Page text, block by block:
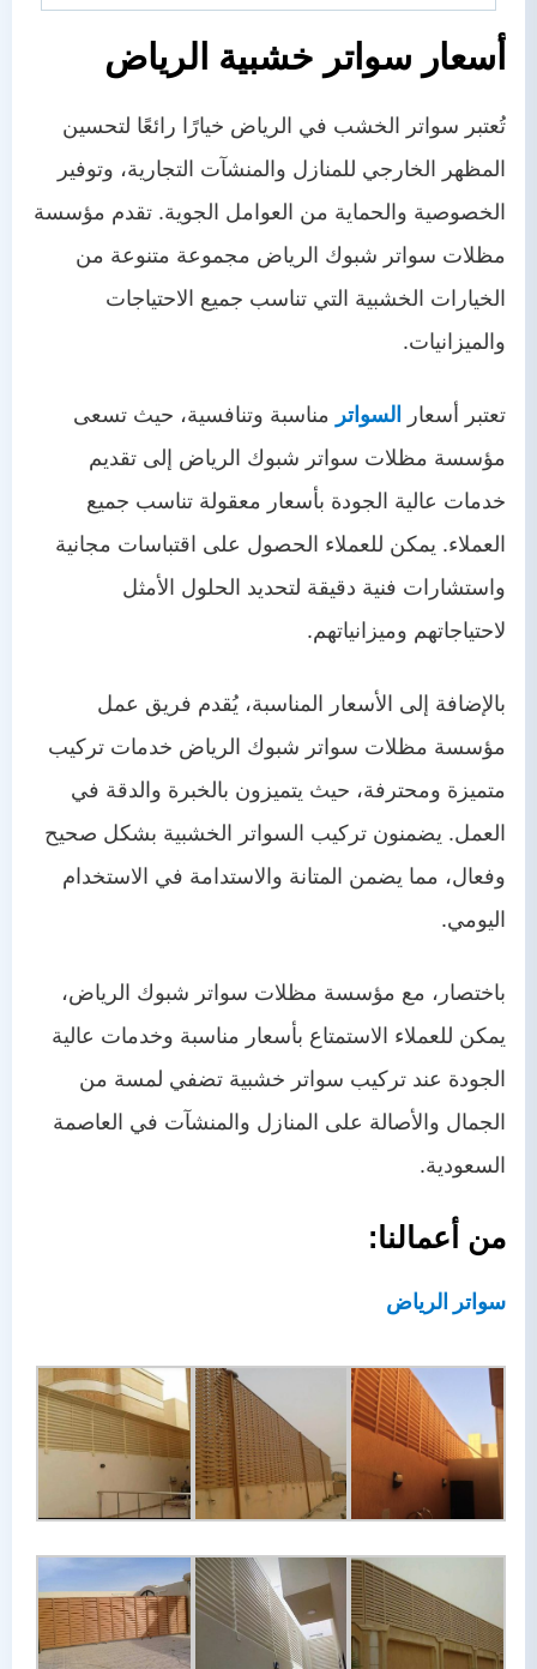
أسعار سواتر خشبية الرياض
تُعتبر سواتر الخشب في الرياض خيارًا رائعًا لتحسين
المظهر الخارجي للمنازل والمنشآت التجارية، وتوفير
الخصوصية والحماية من العوامل الجوية. تقدم مؤسسة
مظلات سواتر شبوك الرياض مجموعة متنوعة من
الخيارات الخشبية التي تناسب جميع الاحتياجات
والميزانيات.
تعتبر أسعار السواتر مناسبة وتنافسية، حيث تسعى
مؤسسة مظلات سواتر شبوك الرياض إلى تقديم
خدمات عالية الجودة بأسعار معقولة تناسب جميع
العملاء. يمكن للعملاء الحصول على اقتباسات مجانية
واستشارات فنية دقيقة لتحديد الحلول الأمثل
لاحتياجاتهم وميزانياتهم.
بالإضافة إلى الأسعار المناسبة، يُقدم فريق عمل
مؤسسة مظلات سواتر شبوك الرياض خدمات تركيب
متميزة ومحترفة، حيث يتميزون بالخبرة والدقة في
العمل. يضمنون تركيب السواتر الخشبية بشكل صحيح
وفعال، مما يضمن المتانة والاستدامة في الاستخدام
اليومي.
باختصار، مع مؤسسة مظلات سواتر شبوك الرياض،
يمكن للعملاء الاستمتاع بأسعار مناسبة وخدمات عالية
الجودة عند تركيب سواتر خشبية تضفي لمسة من
الجمال والأصالة على المنازل والمنشآت في العاصمة
السعودية.
من أعمالنا:
سواتر الرياض